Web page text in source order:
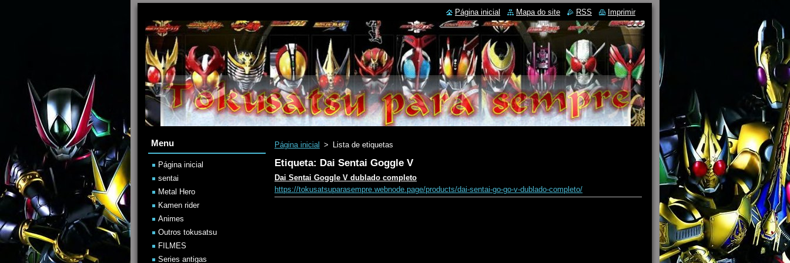
Página inicial > Lista de etiquetas
Etiqueta: Dai Sentai Goggle V
Dai Sentai Goggle V dublado completo
https://tokusatsuparasempre.webnode.page/products/dai-sentai-go-go-v-dublado-completo/
Menu
Página inicial
sentai
Metal Hero
Kamen rider
Animes
Outros tokusatsu
FILMES
Series antigas
Página inicial Mapa do site RSS Imprimir